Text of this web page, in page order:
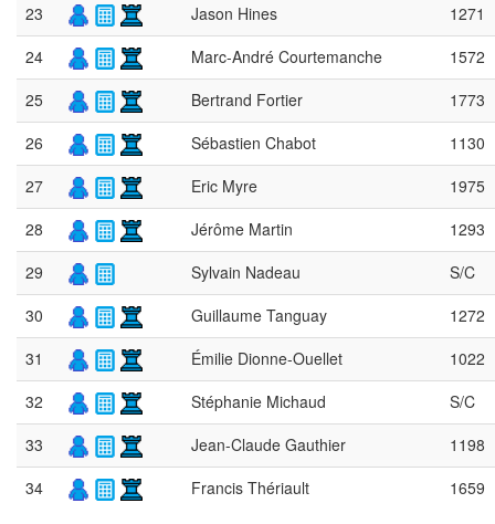
23
Jason Hines
1271
24
Marc-André Courtemanche
1572
25
Bertrand Fortier
1773
26
Sébastien Chabot
1130
27
Eric Myre
1975
28
Jérôme Martin
1293
29
Sylvain Nadeau
S/C
30
Guillaume Tanguay
1272
31
Émilie Dionne-Ouellet
1022
32
Stéphanie Michaud
S/C
33
Jean-Claude Gauthier
1198
34
Francis Thériault 1659